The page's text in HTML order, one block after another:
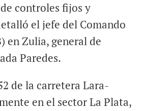
controles fijos y
el jefe del Comando
en Zulia, general de
Paredes.
de la carretera Lara-
en el sector La Plata,